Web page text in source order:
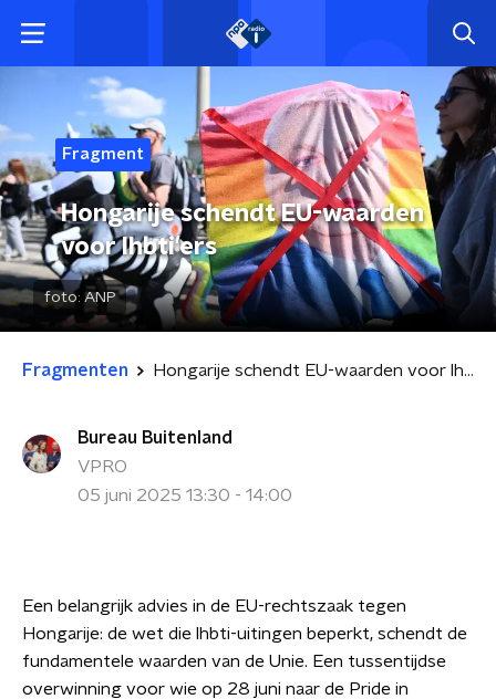
Fragment
Hongarije schendt EU-waarden
voor lhbti'ers
foto: ANP
Fragmenten Hongarije schendt EU-waarden voor lhbti'ers
Bureau Buitenland
VPRO
05 juni 2025 13:30 - 14:00
Een belangrijk advies in de EU-rechtszaak tegen
Hongarije: de wet die lhbti-uitingen beperkt, schendt de
fundamentele waarden van de Unie. Een tussentijdse
overwinning voor wie op 28 juni naar de Pride in